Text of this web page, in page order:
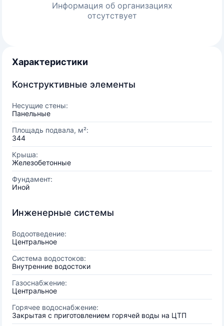
Информация об организациях
отсутствует
Характеристики
Конструктивные элементы
Несущие стены:
Панельные
Площадь подвала, м²:
344
Крыша:
Железобетонные
Фундамент:
Иной
Инженерные системы
Водоотведение:
Центральное
Система водостоков:
Внутренние водостоки
Газоснабжение:
Центральное
Горячее водоснабжение:
Закрытая с приготовлением горячей воды на ЦТП